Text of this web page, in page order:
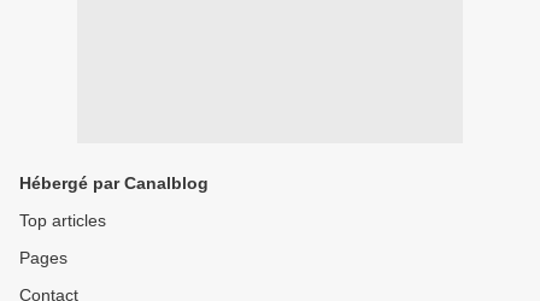
Hébergé par Canalblog
Top articles
Pages
Contact